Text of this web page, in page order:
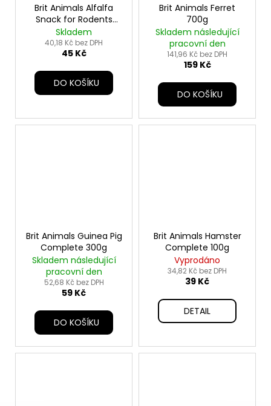
Brit Animals Alfalfa
Snack for Rodents
100g
Skladem
40,18 Kč bez DPH
45 Kč
DO KOŠÍKU
Brit Animals Ferret
700g
Skladem následující
pracovní den
141,96 Kč bez DPH
159 Kč
DO KOŠÍKU
Brit Animals Guinea Pig
Complete 300g
Skladem následující
pracovní den
52,68 Kč bez DPH
59 Kč
DO KOŠÍKU
Brit Animals Hamster
Complete 100g
Vyprodáno
34,82 Kč bez DPH
39 Kč
DETAIL